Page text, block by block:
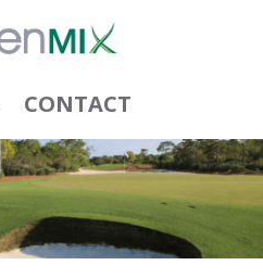
CONTACT